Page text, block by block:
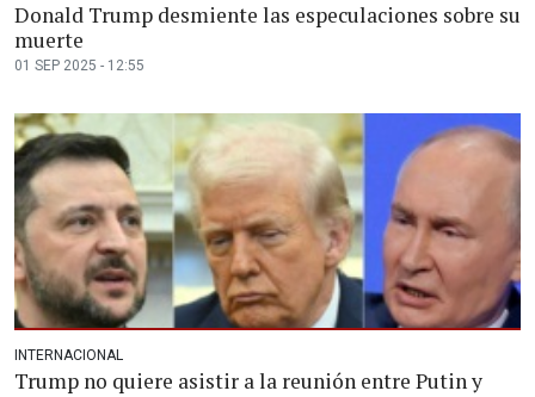
Donald Trump desmiente las especulaciones sobre su
muerte
01 SEP 2025 - 12:55
INTERNACIONAL
Trump no quiere asistir a la reunión entre Putin y